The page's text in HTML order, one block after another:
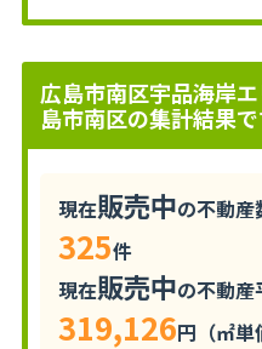
広島市南区宇品海岸
島市南区の集計結果で
現在販売中の不動産
325件
現在販売中の不動産
319,126円（㎡単